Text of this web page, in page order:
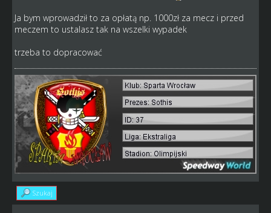
Ja bym wprowadził to za opłatą np. 1000zł za mecz i przed
meczem to ustalasz tak na wszelki wypadek
trzeba to dopracować
Szukaj